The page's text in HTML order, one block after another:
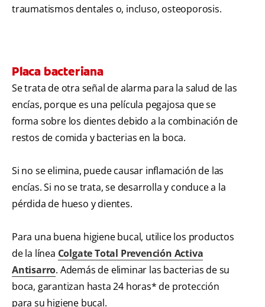
traumatismos dentales o, incluso, osteoporosis.
Placa bacteriana
Se trata de otra señal de alarma para la salud de las
encías, porque es una película pegajosa que se
forma sobre los dientes debido a la combinación de
restos de comida y bacterias en la boca.
Si no se elimina, puede causar inflamación de las
encías. Si no se trata, se desarrolla y conduce a la
pérdida de hueso y dientes.
Para una buena higiene bucal, utilice los productos
de la línea Colgate Total Prevención Activa
Antisarro. Además de eliminar las bacterias de su
boca, garantizan hasta 24 horas* de protección
para su higiene bucal.